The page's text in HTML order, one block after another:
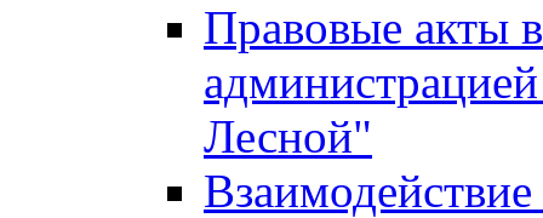
Правовые акты
Лесной"